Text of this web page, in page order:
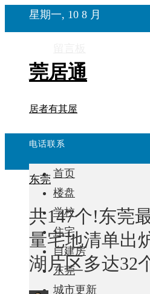
星期一, 10 8 月
莞居通
居者有其屋
电话联系
首页
楼盘
学校
住宅
自建房
东莞
城市更新
东莞
共147个!东莞
量宅地清单出
湖片区多达32